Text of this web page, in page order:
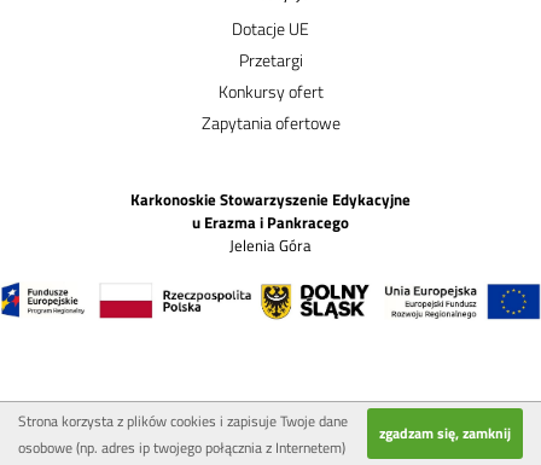
Dotacje UE
Przetargi
Konkursy ofert
Zapytania ofertowe
Karkonoskie Stowarzyszenie Edykacyjne
u Erazma i Pankracego
Jelenia Góra
zgadzam się, zamknij
Strona korzysta z plików cookies i zapisuje Twoje dane
osobowe (np. adres ip twojego połącznia z Internetem)